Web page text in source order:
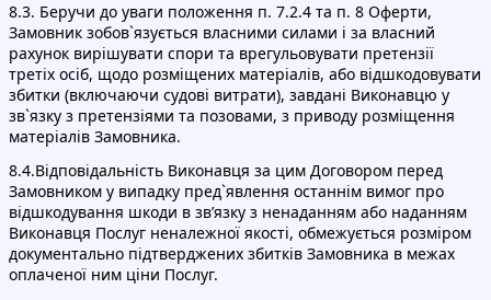
8.3. Беручи до уваги положення п. 7.2.4 та п. 8 Оферти,
Замовник зобов`язується власними силами і за власний
рахунок вирішувати спори та врегульовувати претензії
третіх осіб, щодо розміщених матеріалів, або відшкодовувати
збитки (включаючи судові витрати), завдані Виконавцю у
зв`язку з претензіями та позовами, з приводу розміщення
матеріалів Замовника.
8.4.Відповідальність Виконавця за цим Договором перед
Замовником у випадку пред`явлення останнім вимог про
відшкодування шкоди в зв’язку з ненаданням або наданням
Виконавця Послуг неналежної якості, обмежується розміром
документально підтверджених збитків Замовника в межах
оплаченої ним ціни Послуг.